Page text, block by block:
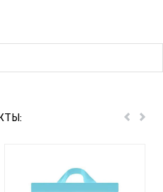
Пред